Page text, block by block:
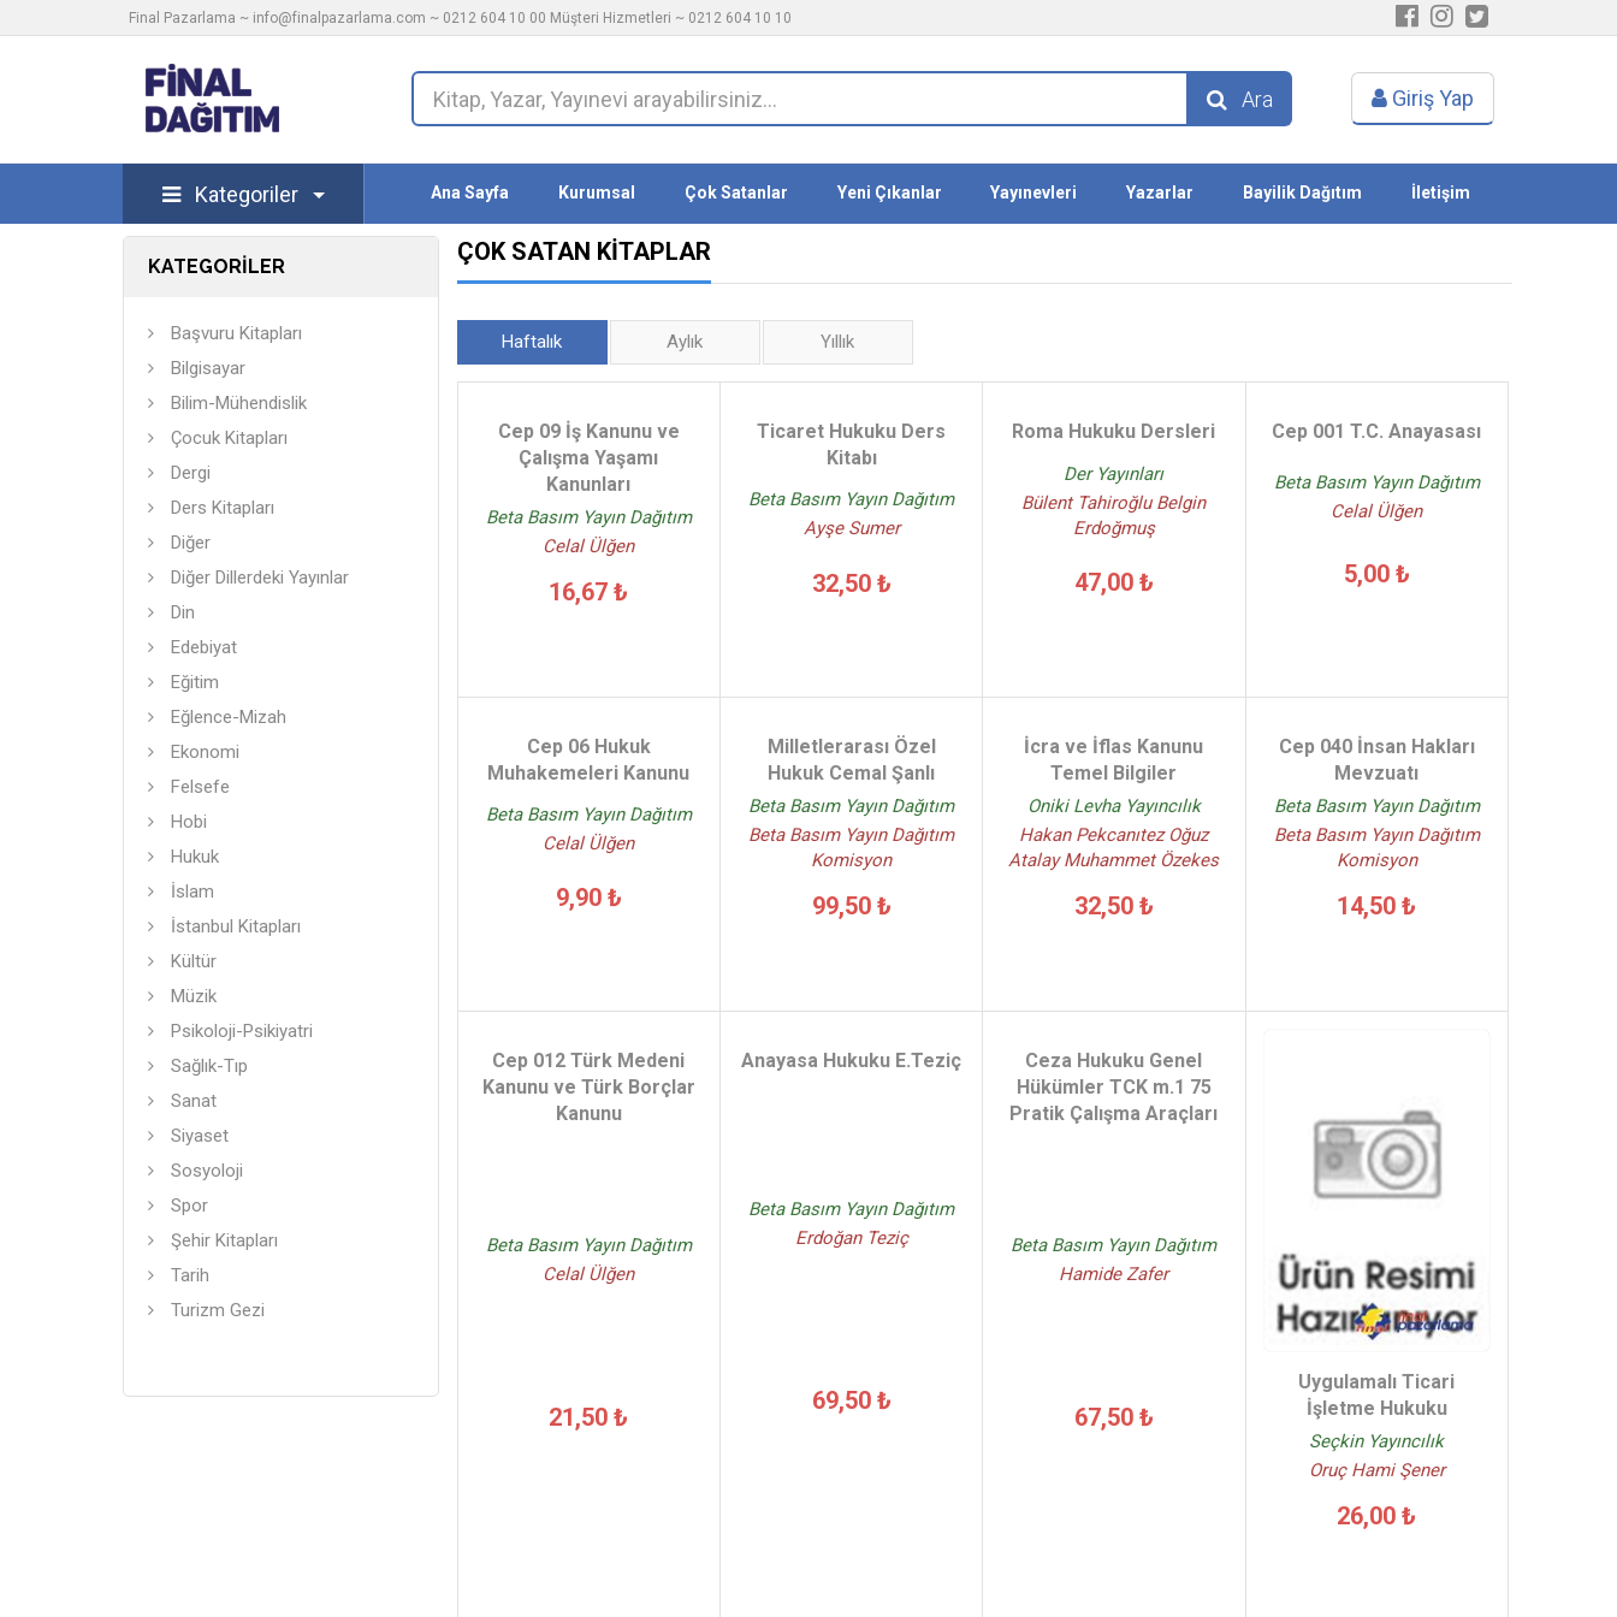
Final Pazarlama ~ info@finalpazarlama.com ~ 0212 604 10 00 Müşteri Hizmetleri ~ 0212 604 10 10
Ara Giriş Yap
Kategoriler Ana Sayfa Kurumsal Çok Satanlar Yeni Çıkanlar Yayınevleri Yazarlar Bayilik Dağıtım İletişim
KATEGORİLER
Başvuru Kitapları
Bilgisayar
Bilim-Mühendislik
Çocuk Kitapları
Dergi
Ders Kitapları
Diğer
Diğer Dillerdeki Yayınlar
Din
Edebiyat
Eğitim
Eğlence-Mizah
Ekonomi
Felsefe
Hobi
Hukuk
İslam
İstanbul Kitapları
Kültür
Müzik
Psikoloji-Psikiyatri
Sağlık-Tıp
Sanat
Siyaset
Sosyoloji
Spor
Şehir Kitapları
Tarih
Turizm Gezi
ÇOK SATAN KITAPLAR
Haftalık Aylık Yıllık
Cep 09 İş Kanunu ve
Çalışma Yaşamı
Kanunları
Beta Basım Yayın Dağıtım
Celal Ülğen
16,67 ₺
Ticaret Hukuku Ders
Kitabı
Beta Basım Yayın Dağıtım
Ayşe Sumer
32,50 ₺
Roma Hukuku Dersleri
Der Yayınları
Bülent Tahiroğlu Belgin
Erdoğmuş
47,00 ₺
Cep 001 T.C. Anayasası
Beta Basım Yayın Dağıtım
Celal Ülğen
5,00 ₺
Cep 06 Hukuk
Muhakemeleri Kanunu
Beta Basım Yayın Dağıtım
Celal Ülğen
9,90 ₺
Milletlerarası Özel
Hukuk Cemal Şanlı
Beta Basım Yayın Dağıtım
Beta Basım Yayın Dağıtım
Komisyon
99,50 ₺
İcra ve İflas Kanunu
Temel Bilgiler
Oniki Levha Yayıncılık
Hakan Pekcanıtez Oğuz
Atalay Muhammet Özekes
32,50 ₺
Cep 040 İnsan Hakları
Mevzuatı
Beta Basım Yayın Dağıtım
Beta Basım Yayın Dağıtım
Komisyon
14,50 ₺
Cep 012 Türk Medeni
Kanunu ve Türk Borçlar
Kanunu
Beta Basım Yayın Dağıtım
Celal Ülğen
21,50 ₺
Anayasa Hukuku E.Teziç
Beta Basım Yayın Dağıtım
Erdoğan Teziç
69,50 ₺
Ceza Hukuku Genel
Hükümler TCK m.1 75
Pratik Çalışma Araçları
Beta Basım Yayın Dağıtım
Hamide Zafer
67,50 ₺
Uygulamalı Ticari
İşletme Hukuku
Seçkin Yayıncılık
Oruç Hami Şener
26,00 ₺